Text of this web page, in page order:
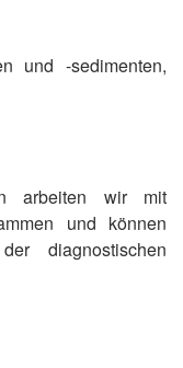
und -sedimenten,
arbeiten wir mit
und können
diagnostischen